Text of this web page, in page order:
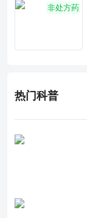
非处方药
热门科普